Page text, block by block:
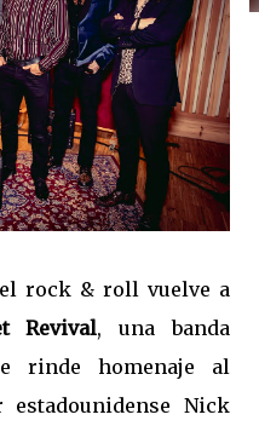
rock & roll vuelve a
Revival, una banda
rinde homenaje al
Nick